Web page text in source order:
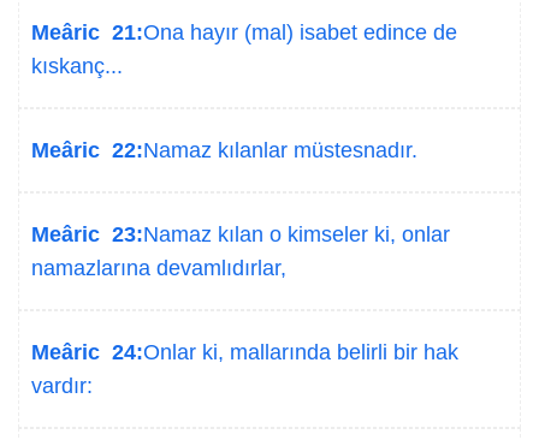
Meâric 21:Ona hayır (mal) isabet edince de
kıskanç...
Meâric 22:Namaz kılanlar müstesnadır.
Meâric 23:Namaz kılan o kimseler ki, onlar
namazlarına devamlıdırlar,
Meâric 24:Onlar ki, mallarında belirli bir hak
vardır: